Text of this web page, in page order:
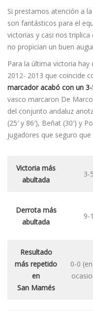
Si prestamos atención a
son fantásticos para el
victorias y casi nos
no propician un buen
Para la última victoria
2012- 2013 que coincide
marcador acabó con un
vasco marcaron De
del conjunto andaluz
(25′ y 86′), Beñat (30′) y
jugadores que seguro
Victoria más
abultada
3-5
Derrota más
abultada
9-1
Resultado
más repetido
en
San Mamés
0-0